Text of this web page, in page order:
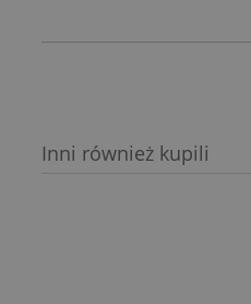
Inni również kupili